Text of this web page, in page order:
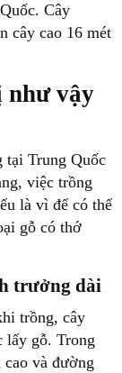
Cây
cây cao 16 mét
như vậy
tại Trung Quốc
việc trồng
là vì để có thể
gỗ có thớ
trưởng dài
trồng, cây
lấy gỗ. Trong
và đường